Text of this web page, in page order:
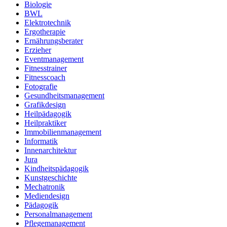
Biologie
BWL
Elektrotechnik
Ergotherapie
Ernährungsberater
Erzieher
Eventmanagement
Fitnesstrainer
Fitnesscoach
Fotografie
Gesundheitsmanagement
Grafikdesign
Heilpädagogik
Heilpraktiker
Immobilienmanagement
Informatik
Innenarchitektur
Jura
Kindheitspädagogik
Kunstgeschichte
Mechatronik
Mediendesign
Pädagogik
Personalmanagement
Pflegemanagement